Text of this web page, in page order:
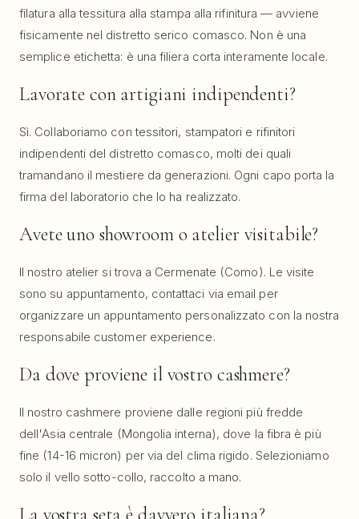
filatura alla tessitura alla stampa alla rifinitura — avviene
fisicamente nel distretto serico comasco. Non è una
semplice etichetta: è una filiera corta interamente locale.
Lavorate con artigiani indipendenti?
Sì. Collaboriamo con tessitori, stampatori e rifinitori
indipendenti del distretto comasco, molti dei quali
tramandano il mestiere da generazioni. Ogni capo porta la
firma del laboratorio che lo ha realizzato.
Avete uno showroom o atelier visitabile?
Il nostro atelier si trova a Cermenate (Como). Le visite
sono su appuntamento, contattaci via email per
organizzare un appuntamento personalizzato con la nostra
responsabile customer experience.
Da dove proviene il vostro cashmere?
Il nostro cashmere proviene dalle regioni più fredde
dell'Asia centrale (Mongolia interna), dove la fibra è più
fine (14-16 micron) per via del clima rigido. Selezioniamo
solo il vello sotto-collo, raccolto a mano.